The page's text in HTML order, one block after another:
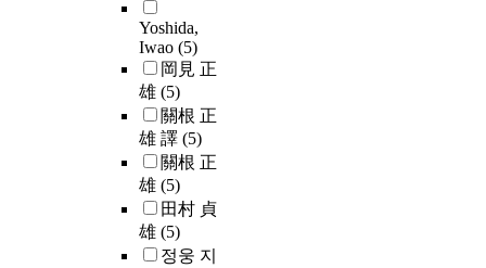
Yoshida,
Iwao (5)
岡見 正
雄 (5)
關根 正
雄 譯 (5)
關根 正
雄 (5)
田村 貞
雄 (5)
정웅 지